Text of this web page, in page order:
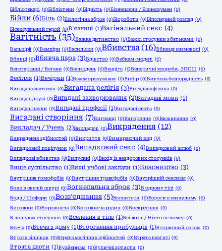
Бібліотекарі (0)Бібліотеки (0)Бідність (0)Бізнесмени / Бізнесвумен (0)
Бійки (6)Біль (2)Біологічна зброя (0)Біороботи (0)Біполярний розлад (0)
Бісексуальний герой (0)В'язниці (1)Вагінальний секс (4)
Вагітність (35)Важке дитинство (0)Важкі стосунки з батьками (0)
Валькірії (0)Вампіри (0)Василіски (0)Вбивства (16)Вбивця мимоволі (0)
Вбивці (0)Вбивча пара (3)Вдівство (0)Вебкам-моделі (0)
Вегетаріанці / Вегани (0)Великдень (0)Вендіго (0)Венеричні хвороби, ЗПСШ (0)
Весілля (1)Вечірки (1)Взаєморозуміння (0)Вибір (0)Вивчена безпорадність (0)
Вигадана анатомія (0)Вигадана релігія (3)Вигадана фізика (0)
Вигадані друзі (0)Вигадані захворювання (2)Вигадані мови (1)
Вигадані науки (0)Вигадані професії (1)Вигадані свята (0)
Вигадані створіння (7)Вигнанці (0)Вигоряння (0)Виживання (0)
Викладач / Учень (2)Викладачі (0)Викрадення (12)
Викрадення здібностей (0)Викриття (0)Вимираючий вид (0)
Випадковий поцілунок (0)Випадковий секс (4)Випадковий шлюб (0)
Випадкові вбивства (0)Випускні (0)Вихід із нездорових стосунків (0)
Вище суспільство (1)Вищі учбові заклади (1)Власництво (3)
Внутрішня гомофобія (0)Внутрішня трансфобія (0)Внутрішній сексизм (0)
Вовк в овечій шкурі (0)Вогнепальна зброя (3)В одному тілі (0)
Водії / Шофери (0)Возз’єднання (5)Волонтери (0)Вороги в минулому (0)
Ворожки (0)Ворожнеча (0)Ворожнеча родин (0)Воскресіння (0)
В пошуках стосунків (0)Вселення в тіло (1)Всі живі / Ніхто не помер (0)
Втеча (0)Втеча з дому (1)Вторгнення прибульців (1)Вторинний сором (0)
Втрата кінцівок (0)Втрата магічних здібностей (0)Втрата пам’яті (0)
Втрата цноти (1)Вуайеризм (0)Вуличні артисти (0)